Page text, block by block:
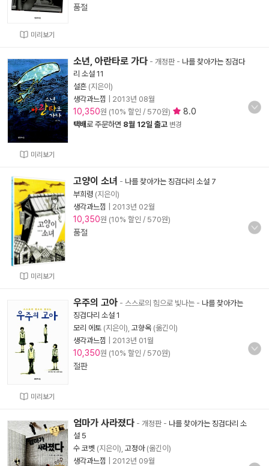
미리보기
품절
미리보기
소년, 아란타로 가다 - 개정판- 나를 찾아가는 징검다
리 소설 11
설흔 (지은이)
생각과느낌
2013년 08월
10,350원 (10% 할인 / 570원) 8.0
택배로 주문하면 8월 12일 출고 변경
미리보기
고양이 소녀 - 나를 찾아가는 징검다리 소설 7
부희령 (지은이)
생각과느낌
2013년 02월
10,350원 (10% 할인 / 570원)
품절
미리보기
우주의 고아 - 스스로의 힘으로 빛나는 - 나를 찾아가는
징검다리 소설 1
모리 에토 (지은이), 고향옥 (옮긴이)
생각과느낌
2013년 01월
10,350원 (10% 할인 / 570원)
절판
엄마가 사라졌다 - 개정판- 나를 찾아가는 징검다리 소
설 5
수 코벳 (지은이), 고정아(옮긴이)
생각과느낌
2012년 09월